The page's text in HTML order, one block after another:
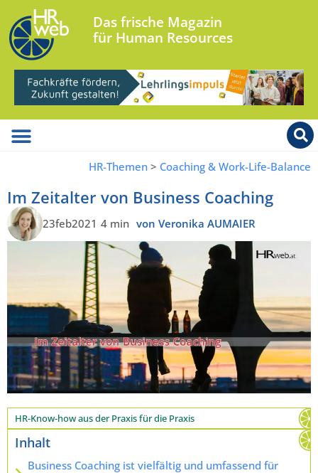
Das frische Magazin
für Human Resources
HR-Themen > Coaching & Work-Life-Balance
Im Zeitalter von Business Coaching
23feb2021 4 min von Veronika AUMAIER
HR-Know-how aus der Praxis für die Praxis
Inhalt
Business Coaching ist vielfältig und umfassend für